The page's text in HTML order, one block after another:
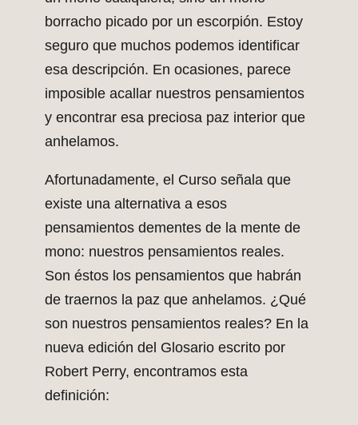
borracho picado por un escorpión. Estoy
seguro que muchos podemos identificar
esa descripción. En ocasiones, parece
imposible acallar nuestros pensamientos
y encontrar esa preciosa paz interior que
anhelamos.
Afortunadamente, el Curso señala que
existe una alternativa a esos
pensamientos dementes de la mente de
mono: nuestros pensamientos reales.
Son éstos los pensamientos que habrán
de traernos la paz que anhelamos. ¿Qué
son nuestros pensamientos reales? En la
nueva edición del Glosario escrito por
Robert Perry, encontramos esta
definición: